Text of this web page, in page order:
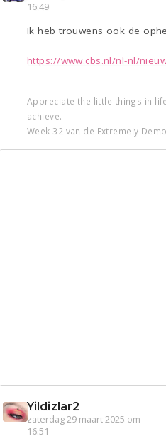
16:49
Ik heb trouwens ook de
https://www.cbs.nl/nl-nl/
Appreciate the little things in
achieve.
Week 32 van de Extremely
Yildizlar2
zaterdag 29 maart 2025 om
16:51